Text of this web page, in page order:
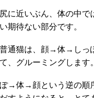
に近いぶん、体の中で
期待ない部分です。
通猫は、顔→体→しっ
、グルーミングします。
→体→顔という逆の順